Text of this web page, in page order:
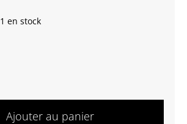
1 en stock
de
Ajouter au panier